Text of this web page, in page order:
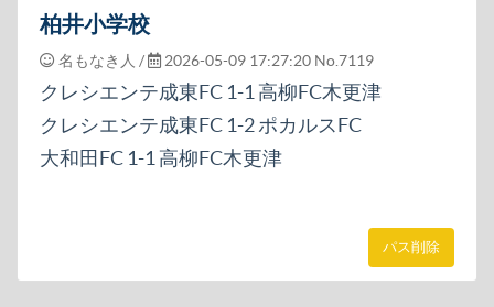
柏井小学校
名もなき人 / 2026-05-09 17:27:20 No.7119
クレシエンテ成東FC 1-1 高柳FC木更津
クレシエンテ成東FC 1-2 ポカルスFC
大和田FC 1-1 高柳FC木更津
パス削除